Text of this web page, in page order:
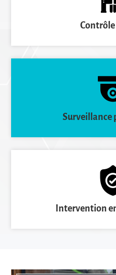
Contrôle
Surveillance
Intervention